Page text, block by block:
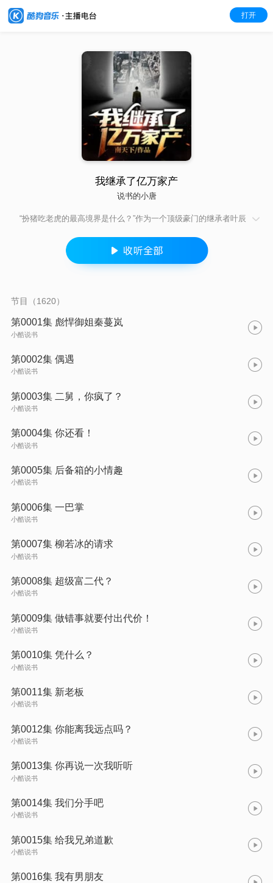
打开
我继承了亿万家产
说书的小唐
“扮猪吃老虎的最高境界是什么？”作为一个顶级豪门的继承者叶辰
节目（1620）
第0001集 彪悍御姐秦蔓岚
小酷说书
第0002集 偶遇
小酷说书
第0003集 二舅，你疯了？
小酷说书
第0004集 你还看！
小酷说书
第0005集 后备箱的小情趣
小酷说书
第0006集 一巴掌
小酷说书
第0007集 柳若冰的请求
小酷说书
第0008集 超级富二代？
小酷说书
第0009集 做错事就要付出代价！
小酷说书
第0010集 凭什么？
小酷说书
第0011集 新老板
小酷说书
第0012集 你能离我远点吗？
小酷说书
第0013集 你再说一次我听听
小酷说书
第0014集 我们分手吧
小酷说书
第0015集 给我兄弟道歉
小酷说书
第0016集 我有男朋友